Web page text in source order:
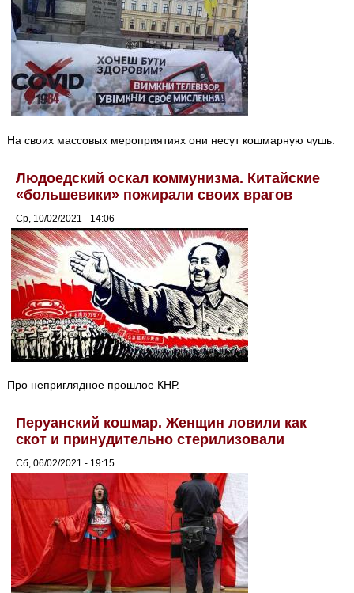
На своих массовых мероприятиях они несут кошмарную чушь.
Людоедский оскал коммунизма. Китайские
«большевики» пожирали своих врагов
Ср, 10/02/2021 - 14:06
Про неприглядное прошлое КНР.
Перуанский кошмар. Женщин ловили как
скот и принудительно стерилизовали
Сб, 06/02/2021 - 19:15